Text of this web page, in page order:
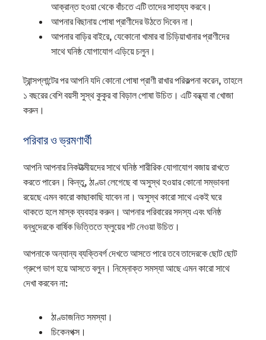
আক্রান্ত হওয়া থেকে বাঁচতে এটি তাদের সাহায্য করবে।
আপনার বিছানায় পোষা প্রাণীদের উঠতে দিবেন না।
আপনার বাড়ির বাইরে, যেকোনো খামার বা চিড়িয়াখানার প্রাণীদের
সাথে ঘনিষ্ঠ যোগাযোগ এড়িয়ে চলুন।
ট্রান্সপ্লান্টের পর আপনি যদি কোনো পোষা প্রাণী রাখার পরিকল্পনা করেন, তাহলে
১ বছরের বেশি বয়সী সুস্থ কুকুর বা বিড়াল পোষা উচিত। এটি বন্ধ্যা বা খোজা
করুন।
পরিবার ও ভ্রমণার্থী
আপনি আপনার নিকটাত্মীয়দের সাথে ঘনিষ্ঠ শারীরিক যোগাযোগ বজায় রাখতে
করতে পারেন। কিন্তু, ঠাণ্ডা লেগেছে বা অসুস্থ হওয়ার কোনো সম্ভাবনা
রয়েছে এমন কারো কাছাকাছি যাবেন না। অসুস্থ কারো সাথে একই ঘরে
থাকতে হলে মাস্ক ব্যবহার করুন। আপনার পরিবারের সদস্য এবং ঘনিষ্ঠ
বন্ধুদেরকে বার্ষিক ভিত্তিতে ফ্লুয়ের শট নেওয়া উচিত।
আপনাকে অন্যান্য ব্যক্তিবর্গ দেখতে আসতে পারে তবে তাদেরকে ছোট ছোট
গ্রুপে ভাগ হয়ে আসতে বলুন। নিম্নোক্ত সমস্যা আছে এমন কারো সাথে
দেখা করবেন না:
ঠাণ্ডাজনিত সমস্যা।
চিকেনপক্স।